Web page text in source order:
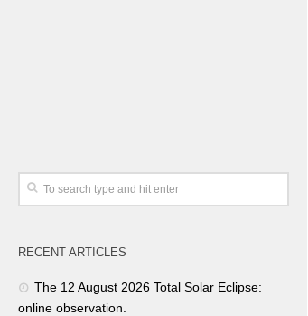
RECENT ARTICLES
The 12 August 2026 Total Solar Eclipse:
online observation.